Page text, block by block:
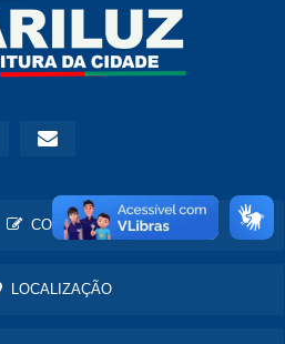
CONTATO
LOCALIZAÇÃO